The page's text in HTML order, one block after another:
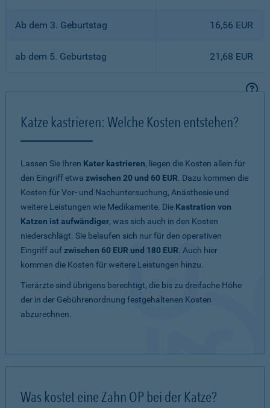
Ab dem 3. Geburtstag 16,56 EUR
ab dem 5. Geburtstag 21,68 EUR
Katze kastrieren: Welche Kosten entstehen?
Lassen Sie Ihren Kater kastrieren, liegen die Kosten allein für
den Eingriff etwa zwischen 20 und 60 EUR. Dazu kommen die
Kosten für Vor- und Nachuntersuchung, Anästhesie und
weitere Leistungen wie Medikamente. Die Kastration von
Katzen ist aufwändiger, was sich auch in den Kosten
niederschlägt. Sie belaufen sich nur für den operativen
Eingriff aufzwischen 60 EUR und 180 EUR. Auch hier
kommen die Kosten für weitere Leistungen hinzu.
Tierärzte sind übrigens berechtigt, die bis zu dreifache Höhe
der in der Gebührenordnung festgehaltenen Kosten
abzurechnen.
Was kostet eine Zahn OP bei der Katze?